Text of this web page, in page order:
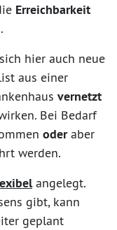
Erreichbarkeit
hier auch neue
aus einer
vernetzt
Bei Bedarf
oderaber
werden.
angelegt.
gibt, kann
geplant